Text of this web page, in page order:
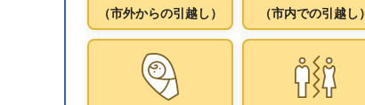
（市外からの引越し） （市内での引越し）